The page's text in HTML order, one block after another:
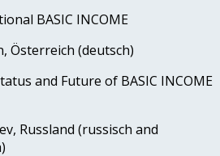
BASIC INCOME
Österreich (deutsch)
and Future of BASIC INCOME
Russland (russisch and